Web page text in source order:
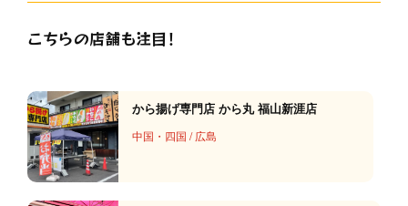
こちらの店舗も注目！
から揚げ専門店 から丸 福山新涯店
中国・四国 /広島